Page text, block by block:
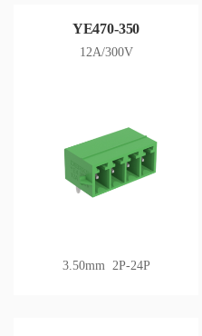
YE470-350
12A/300V
3.50mm 2P-24P